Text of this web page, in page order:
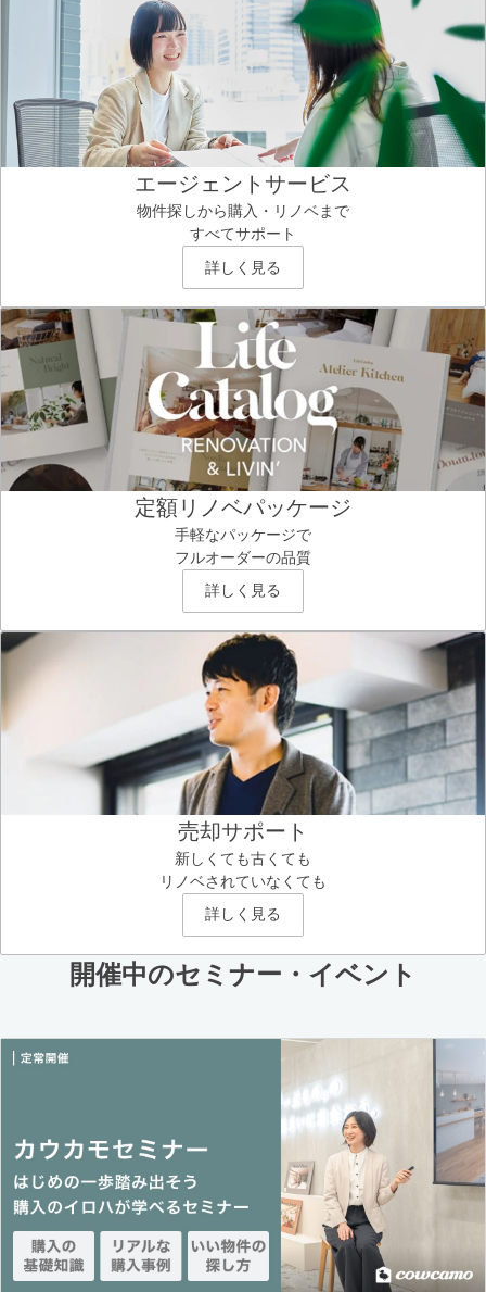
エージェントサービス
物件探しから購入・リノベまで
すべてサポート
詳しく見る
定額リノベパッケージ
手軽なパッケージで
フルオーダーの品質
詳しく見る
売却サポート
新しくても古くても
リノベされていなくても
詳しく見る
開催中のセミナー・イベント